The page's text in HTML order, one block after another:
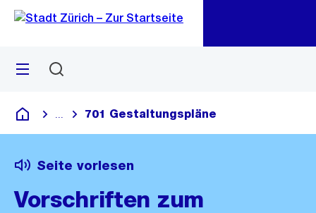
Navigation
Sprunglink
Menü
Deutsch
Blende alle Breadcrumbs ein
701 Gestaltungspläne
Seite vorlesen
Vorschriften zum